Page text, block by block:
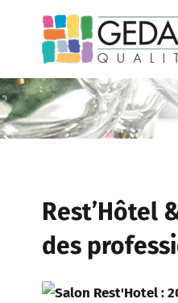
contenu
Rest’Hôtel
des